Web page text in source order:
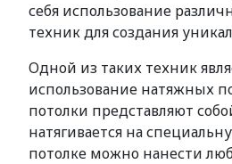
себя использование
техник для создания
Одной из таких техник
использование натяжных
потолки представляют
натягивается на
потолке можно нанести